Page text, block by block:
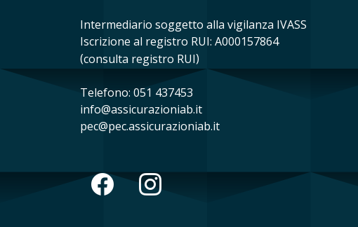
Intermediario soggetto alla vigilanza IVASS
Iscrizione al registro RUI: A000157864
(consulta registro RUI)
Telefono: 051 437453
info@assicurazioniab.it
pec@pec.assicurazioniab.it